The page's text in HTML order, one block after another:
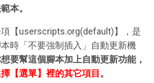
本。
【userscripts.org(default)】，是
時「不要強制插入」自動更新機
要幫這個腳本加上自動更新功能，
【選單】裡的其它項目 。